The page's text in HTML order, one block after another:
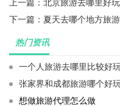
上一篇： 北京旅游去哪里好
下一篇： 夏天去哪个地方旅
热门资讯
一个人旅游去哪里比较好
张家界和成都旅游哪个好
想做旅游代理怎么做